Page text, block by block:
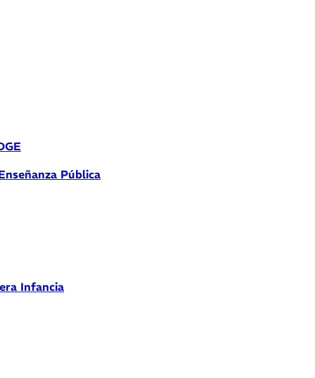
Pública
Infancia